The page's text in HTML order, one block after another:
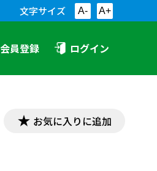
文字サイズ A- A+
会員登録 ログイン
お気に入りに追加